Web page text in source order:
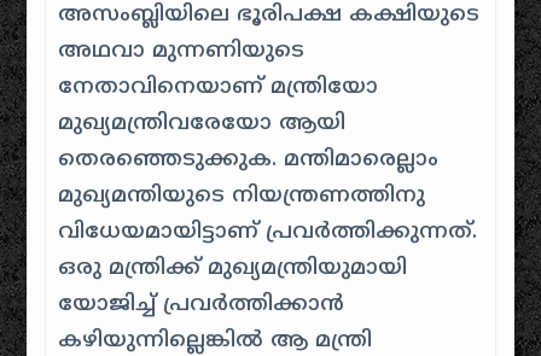
അസംബ്ലിയിലെ ഭൂരിപക്ഷ കക്ഷിയുടെ
അഥവാ മുന്നണിയുടെ
നേതാവിനെയാണ് മന്ത്രിയോ
മുഖ്യമന്ത്രിവരേയോ ആയി
തെരഞ്ഞെടുക്കുക. മന്തിമാരെല്ലാം
മുഖ്യമന്തിയുടെ നിയന്ത്രണത്തിനു
വിധേയമായിട്ടാണ് പ്രവർത്തിക്കുന്നത്.
ഒരു മന്ത്രിക്ക് മുഖ്യമന്ത്രിയുമായി
യോജിച്ച് പ്രവർത്തിക്കാൻ
കഴിയുന്നില്ലെങ്കിൽ ആ മന്ത്രി